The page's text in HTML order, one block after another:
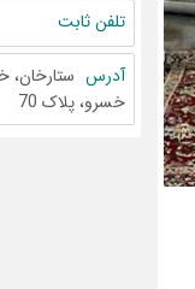
تلفن ثابت
آدرس ستارخان،
خسرو، پلاک 70